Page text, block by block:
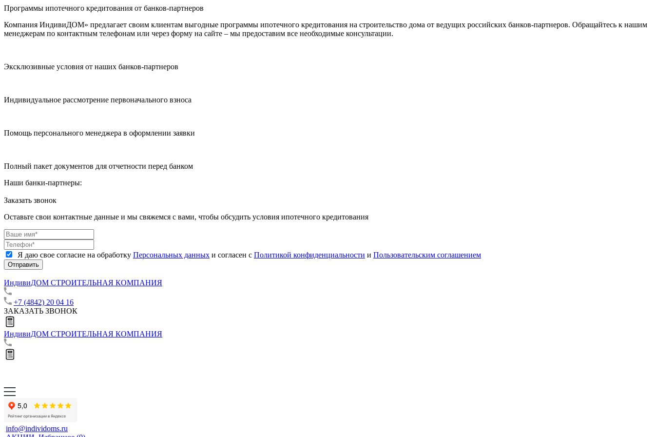
Программы ипотечного кредитования от банков-партнеров
Компания ИндивиДОМ» предлагает своим клиентам выгодные программы ипотечного кредитования на строительство дома от ведущих российских банков-партнеров. Обращайтесь к нашим
менеджерам по контактным телефонам или через форму на сайте – мы предоставим все необходимые консультации.
Эксклюзивные условия от наших банков-партнеров
Индивидуальное рассмотрение первоначального взноса
Помощь персонального менеджера в оформлении заявки
Полный пакет документов для отчетности перед банком
Наши банки-партнеры:
Заказать звонок
Оставьте свои контактные данные и мы свяжемся с вами, чтобы обсудить условия ипотечного кредитования
Я даю свое согласие на обработку Персональных данных и согласен с Политикой конфиденциальности и Пользовательским соглашением
Отправить
ИндивиДОМ СТРОИТЕЛЬНАЯ КОМПАНИЯ
+7 (4842) 20 04 16
ЗАКАЗАТЬ ЗВОНОК
ИндивиДОМ СТРОИТЕЛЬНАЯ КОМПАНИЯ
info@individoms.ru